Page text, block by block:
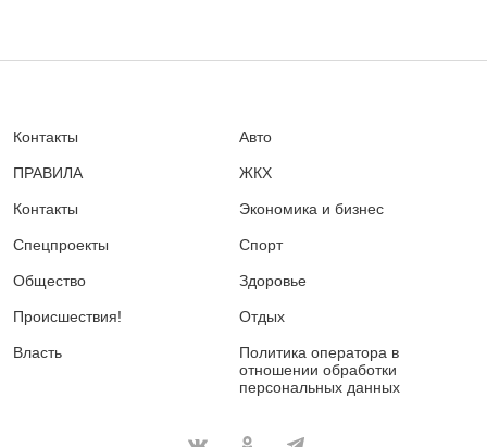
Контакты
ПРАВИЛА
Контакты
Спецпроекты
Общество
Происшествия!
Власть
Авто
ЖКХ
Экономика и бизнес
Спорт
Здоровье
Отдых
Политика оператора в
отношении обработки
персональных данных